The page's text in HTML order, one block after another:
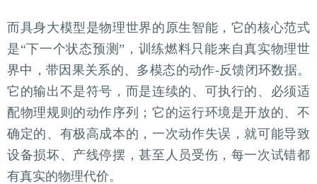
而具身大模型是物理世界的原生智能，它的核心范式
是“下一个状态预测”，训练燃料只能来自真实物理世
界中，带因果关系的、多模态的动作-反馈闭环数据。
它的输出不是符号，而是连续的、可执行的、必须适
配物理规则的动作序列；它的运行环境是开放的、不
确定的、有极高成本的，一次动作失误，就可能导致
设备损坏、产线停摆，甚至人员受伤，每一次试错都
有真实的物理代价。